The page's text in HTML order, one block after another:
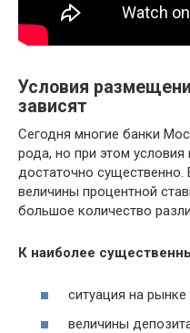
Условия
зависят
Сегодня многие банки
рода, но при этом условия
достаточно существенно.
величины процентной
большое количество
К наиболее
ситуация на
величины